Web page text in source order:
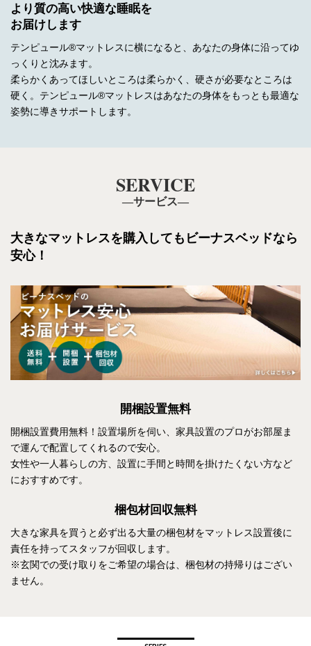
より質の高い快適な睡眠を
お届けします
テンピュール®マットレスに横になると、あなたの身体に沿ってゆ
っくりと沈みます。
柔らかくあってほしいところは柔らかく、硬さが必要なところは
硬く。テンピュール®マットレスはあなたの身体をもっとも最適な
姿勢に導きサポートします。
SERVICE
―サービス―
大きなマットレスを購入しても ビーナスベッドなら
安心！
開梱設置無料
開梱設置費用無料！設置場所を伺い、家具設置のプロがお部屋ま
で運んで配置してくれるので安心。
女性や一人暮らしの方、設置に手間と時間を掛けたくない方など
におすすめです。
梱包材回収無料
大きな家具を買うと必ず出る大量の梱包材をマットレス設置後に
責任を持ってスタッフが回収します。
※玄関での受け取りをご希望の場合は、梱包材の持帰りはござい
ません。